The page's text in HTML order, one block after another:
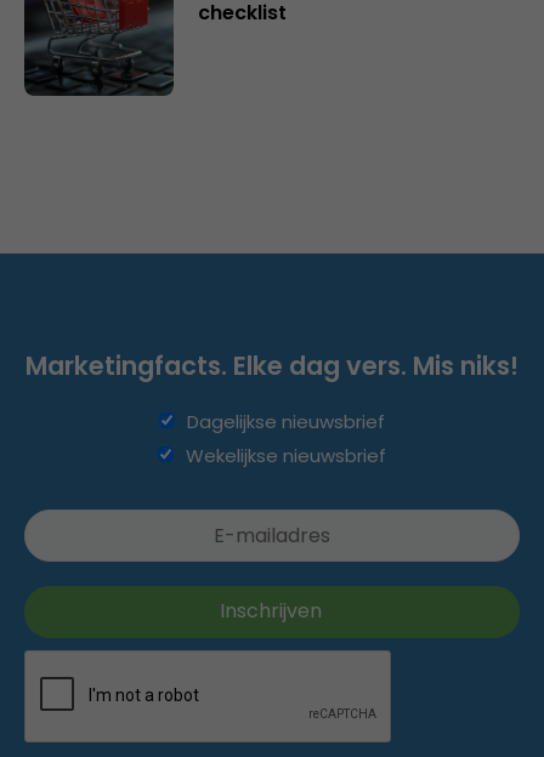
checklist
Marketingfacts. Elke dag vers. Mis niks!
Dagelijkse nieuwsbrief
Wekelijkse nieuwsbrief